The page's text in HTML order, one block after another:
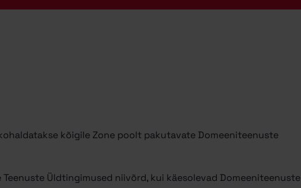
kõigile Zone poolt pakutavate Domeeniteenuste
Üldtingimused niivõrd, kui käesolevad Domeeniteenuste